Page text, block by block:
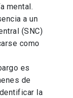
mental.
a un
(SNC)
como
es
de
la